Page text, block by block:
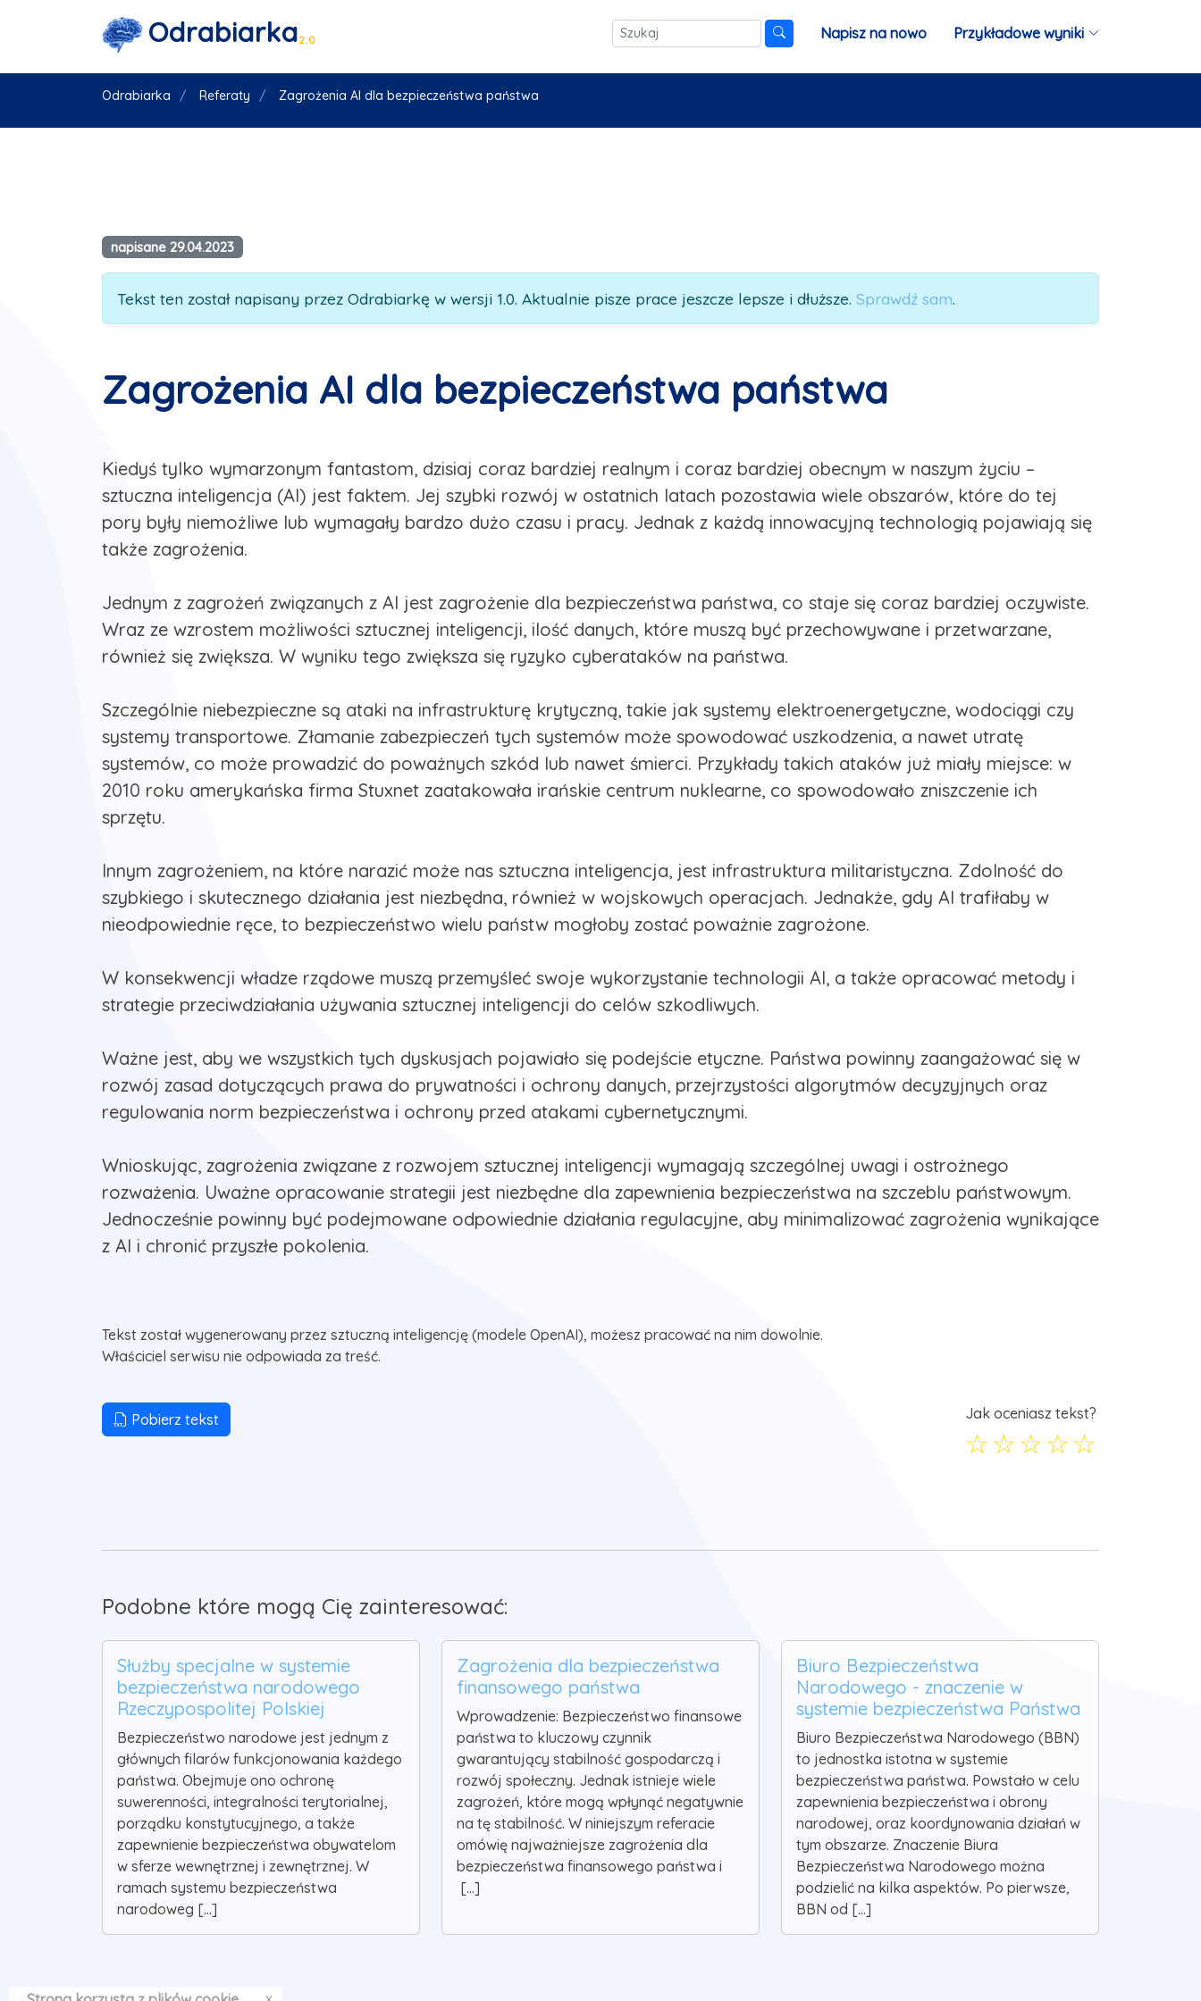
Odrabiarka2.0 Napisz na nowo Przykładowe wyniki
Odrabiarka Referaty Zagrożenia AI dla bezpieczeństwa państwa
napisane 29.04.2023
Tekst ten został napisany przez Odrabiarkę w wersji 1.0. Aktualnie pisze prace jeszcze lepsze i dłuższe. Sprawdź sam.
Zagrożenia AI dla bezpieczeństwa państwa
Kiedyś tylko wymarzonym fantastom, dzisiaj coraz bardziej realnym i coraz bardziej obecnym w naszym życiu –
sztuczna inteligencja (AI) jest faktem. Jej szybki rozwój w ostatnich latach pozostawia wiele obszarów, które do tej
pory były niemożliwe lub wymagały bardzo dużo czasu i pracy. Jednak z każdą innowacyjną technologią pojawiają się
także zagrożenia.
Jednym z zagrożeń związanych z AI jest zagrożenie dla bezpieczeństwa państwa, co staje się coraz bardziej oczywiste.
Wraz ze wzrostem możliwości sztucznej inteligencji, ilość danych, które muszą być przechowywane i przetwarzane,
również się zwiększa. W wyniku tego zwiększa się ryzyko cyberataków na państwa.
Szczególnie niebezpieczne są ataki na infrastrukturę krytyczną, takie jak systemy elektroenergetyczne, wodociągi czy
systemy transportowe. Złamanie zabezpieczeń tych systemów może spowodować uszkodzenia, a nawet utratę
systemów, co może prowadzić do poważnych szkód lub nawet śmierci. Przykłady takich ataków już miały miejsce: w
2010 roku amerykańska firma Stuxnet zaatakowała irańskie centrum nuklearne, co spowodowało zniszczenie ich
sprzętu.
Innym zagrożeniem, na które narazić może nas sztuczna inteligencja, jest infrastruktura militaristyczna. Zdolność do
szybkiego i skutecznego działania jest niezbędna, również w wojskowych operacjach. Jednakże, gdy AI trafiłaby w
nieodpowiednie ręce, to bezpieczeństwo wielu państw mogłoby zostać poważnie zagrożone.
W konsekwencji władze rządowe muszą przemyśleć swoje wykorzystanie technologii AI, a także opracować metody i
strategie przeciwdziałania używania sztucznej inteligencji do celów szkodliwych.
Ważne jest, aby we wszystkich tych dyskusjach pojawiało się podejście etyczne. Państwa powinny zaangażować się w
rozwój zasad dotyczących prawa do prywatności i ochrony danych, przejrzystości algorytmów decyzyjnych oraz
regulowania norm bezpieczeństwa i ochrony przed atakami cybernetycznymi.
Wnioskując, zagrożenia związane z rozwojem sztucznej inteligencji wymagają szczególnej uwagi i ostrożnego
rozważenia. Uważne opracowanie strategii jest niezbędne dla zapewnienia bezpieczeństwa na szczeblu państwowym.
Jednocześnie powinny być podejmowane odpowiednie działania regulacyjne, aby minimalizować zagrożenia wynikające
z AI i chronić przyszłe pokolenia.
Tekst został wygenerowany przez sztuczną inteligencję (modele OpenAI), możesz pracować na nim dowolnie.
Właściciel serwisu nie odpowiada za treść.
Pobierz tekst Jak oceniasz tekst?
☆
☆
☆
☆
☆
Podobne które mogą Cię zainteresować:
Służby specjalne w systemie
bezpieczeństwa narodowego
Rzeczypospolitej Polskiej
Bezpieczeństwo narodowe jest jednym z
głównych filarów funkcjonowania każdego
państwa. Obejmuje ono ochronę
suwerenności, integralności terytorialnej,
porządku konstytucyjnego, a także
zapewnienie bezpieczeństwa obywatelom
w sferze wewnętrznej i zewnętrznej. W
ramach systemu bezpieczeństwa
narodoweg [...]
Zagrożenia dla bezpieczeństwa
finansowego państwa
Wprowadzenie: Bezpieczeństwo finansowe
państwa to kluczowy czynnik
gwarantujący stabilność gospodarczą i
rozwój społeczny. Jednak istnieje wiele
zagrożeń, które mogą wpłynąć negatywnie
na tę stabilność. W niniejszym referacie
omówię najważniejsze zagrożenia dla
bezpieczeństwa finansowego państwa i
[...]
Biuro Bezpieczeństwa
Narodowego - znaczenie w
systemie bezpieczeństwa Państwa
Biuro Bezpieczeństwa Narodowego (BBN)
to jednostka istotna w systemie
bezpieczeństwa państwa. Powstało w celu
zapewnienia bezpieczeństwa i obrony
narodowej, oraz koordynowania działań w
tym obszarze. Znaczenie Biura
Bezpieczeństwa Narodowego można
podzielić na kilka aspektów. Po pierwsze,
BBN od [...]